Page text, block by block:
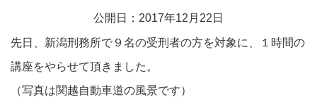
公開日：2017年12月22日
先日、新潟刑務所で９名の受刑者の方を対象に、１時間の
講座をやらせて頂きました。
（写真は関越自動車道の風景です）